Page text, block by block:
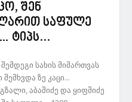
შენ
ლარით საფულე
ტიპს...
სახის მიმართვას
ზე კაცი...
აბაშიძე და ყიფშიძე